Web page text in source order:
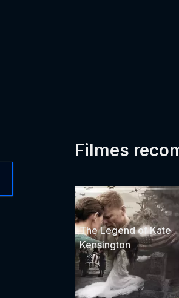
Filmes
The Legend of Kate
Kensington